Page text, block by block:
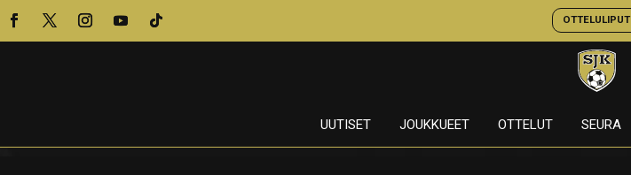
OTTELULIPUT
UUTISET JOUKKUEET OTTELUT SEURA